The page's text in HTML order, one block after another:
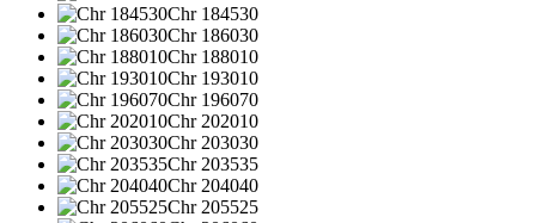
Chr 184530
Chr 186030
Chr 188010
Chr 193010
Chr 196070
Chr 202010
Chr 203030
Chr 203535
Chr 204040
Chr 205525